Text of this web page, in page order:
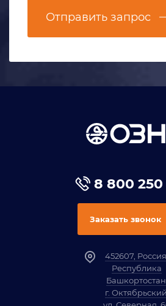
Отправить запрос
8 800 250
Заказать звонок
452607, Россия,
Республика
Башкортостан,
г. Октябрьский,